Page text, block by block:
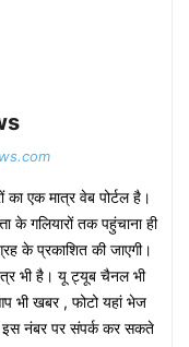
एक मात्र वेब पोर्टल है।
के गलियारों तक पहुंचाना ही
के प्रकाशित की जाएगी।
भी है। यू ट्यूब चैनल भी
भी खबर , फोटो यहां भेज
नंबर पर संपर्क कर सकते